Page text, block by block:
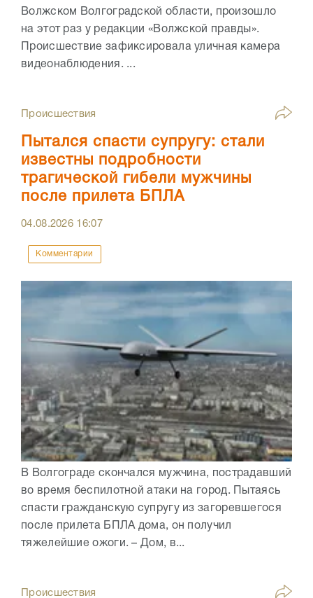
Волжском Волгоградской области, произошло
на этот раз у редакции «Волжской правды».
Происшествие зафиксировала уличная камера
видеонаблюдения. ...
Происшествия
Пытался спасти супругу: стали
известны подробности
трагической гибели мужчины
после прилета БПЛА
04.08.2026 16:07
Комментарии
В Волгограде скончался мужчина, пострадавший
во время беспилотной атаки на город. Пытаясь
спасти гражданскую супругу из загоревшегося
после прилета БПЛА дома, он получил
тяжелейшие ожоги. – Дом, в...
Происшествия